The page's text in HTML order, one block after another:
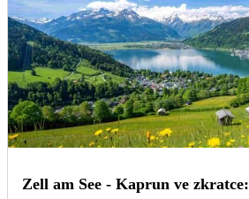
Zell am See - Kaprun ve zkratce: